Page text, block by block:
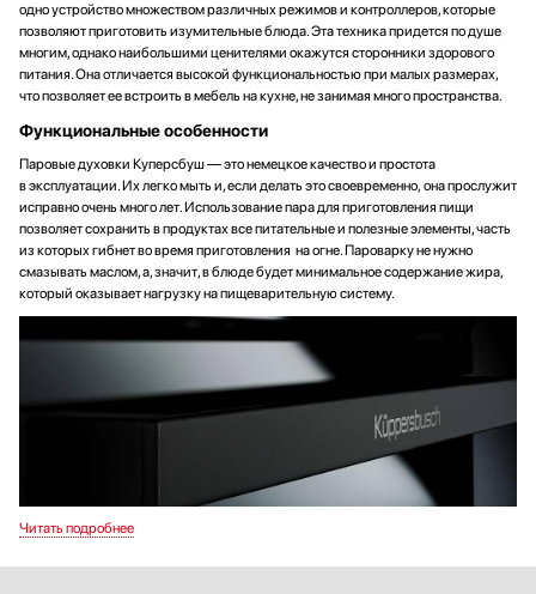
одно устройство множеством различных режимов и контроллеров, которые
позволяют приготовить изумительные блюда. Эта техника придется по душе
многим, однако наибольшими ценителями окажутся сторонники здорового
питания. Она отличается высокой функциональностью при малых размерах,
что позволяет ее встроить в мебель на кухне, не занимая много пространства.
Функциональные особенности
Паровые духовки Куперсбуш — это немецкое качество и простота
в эксплуатации. Их легко мыть и, если делать это своевременно, она прослужит
исправно очень много лет. Использование пара для приготовления пищи
позволяет сохранить в продуктах все питательные и полезные элементы, часть
из которых гибнет во время приготовления на огне. Пароварку не нужно
смазывать маслом, а, значит, в блюде будет минимальное содержание жира,
который оказывает нагрузку на пищеварительную систему.